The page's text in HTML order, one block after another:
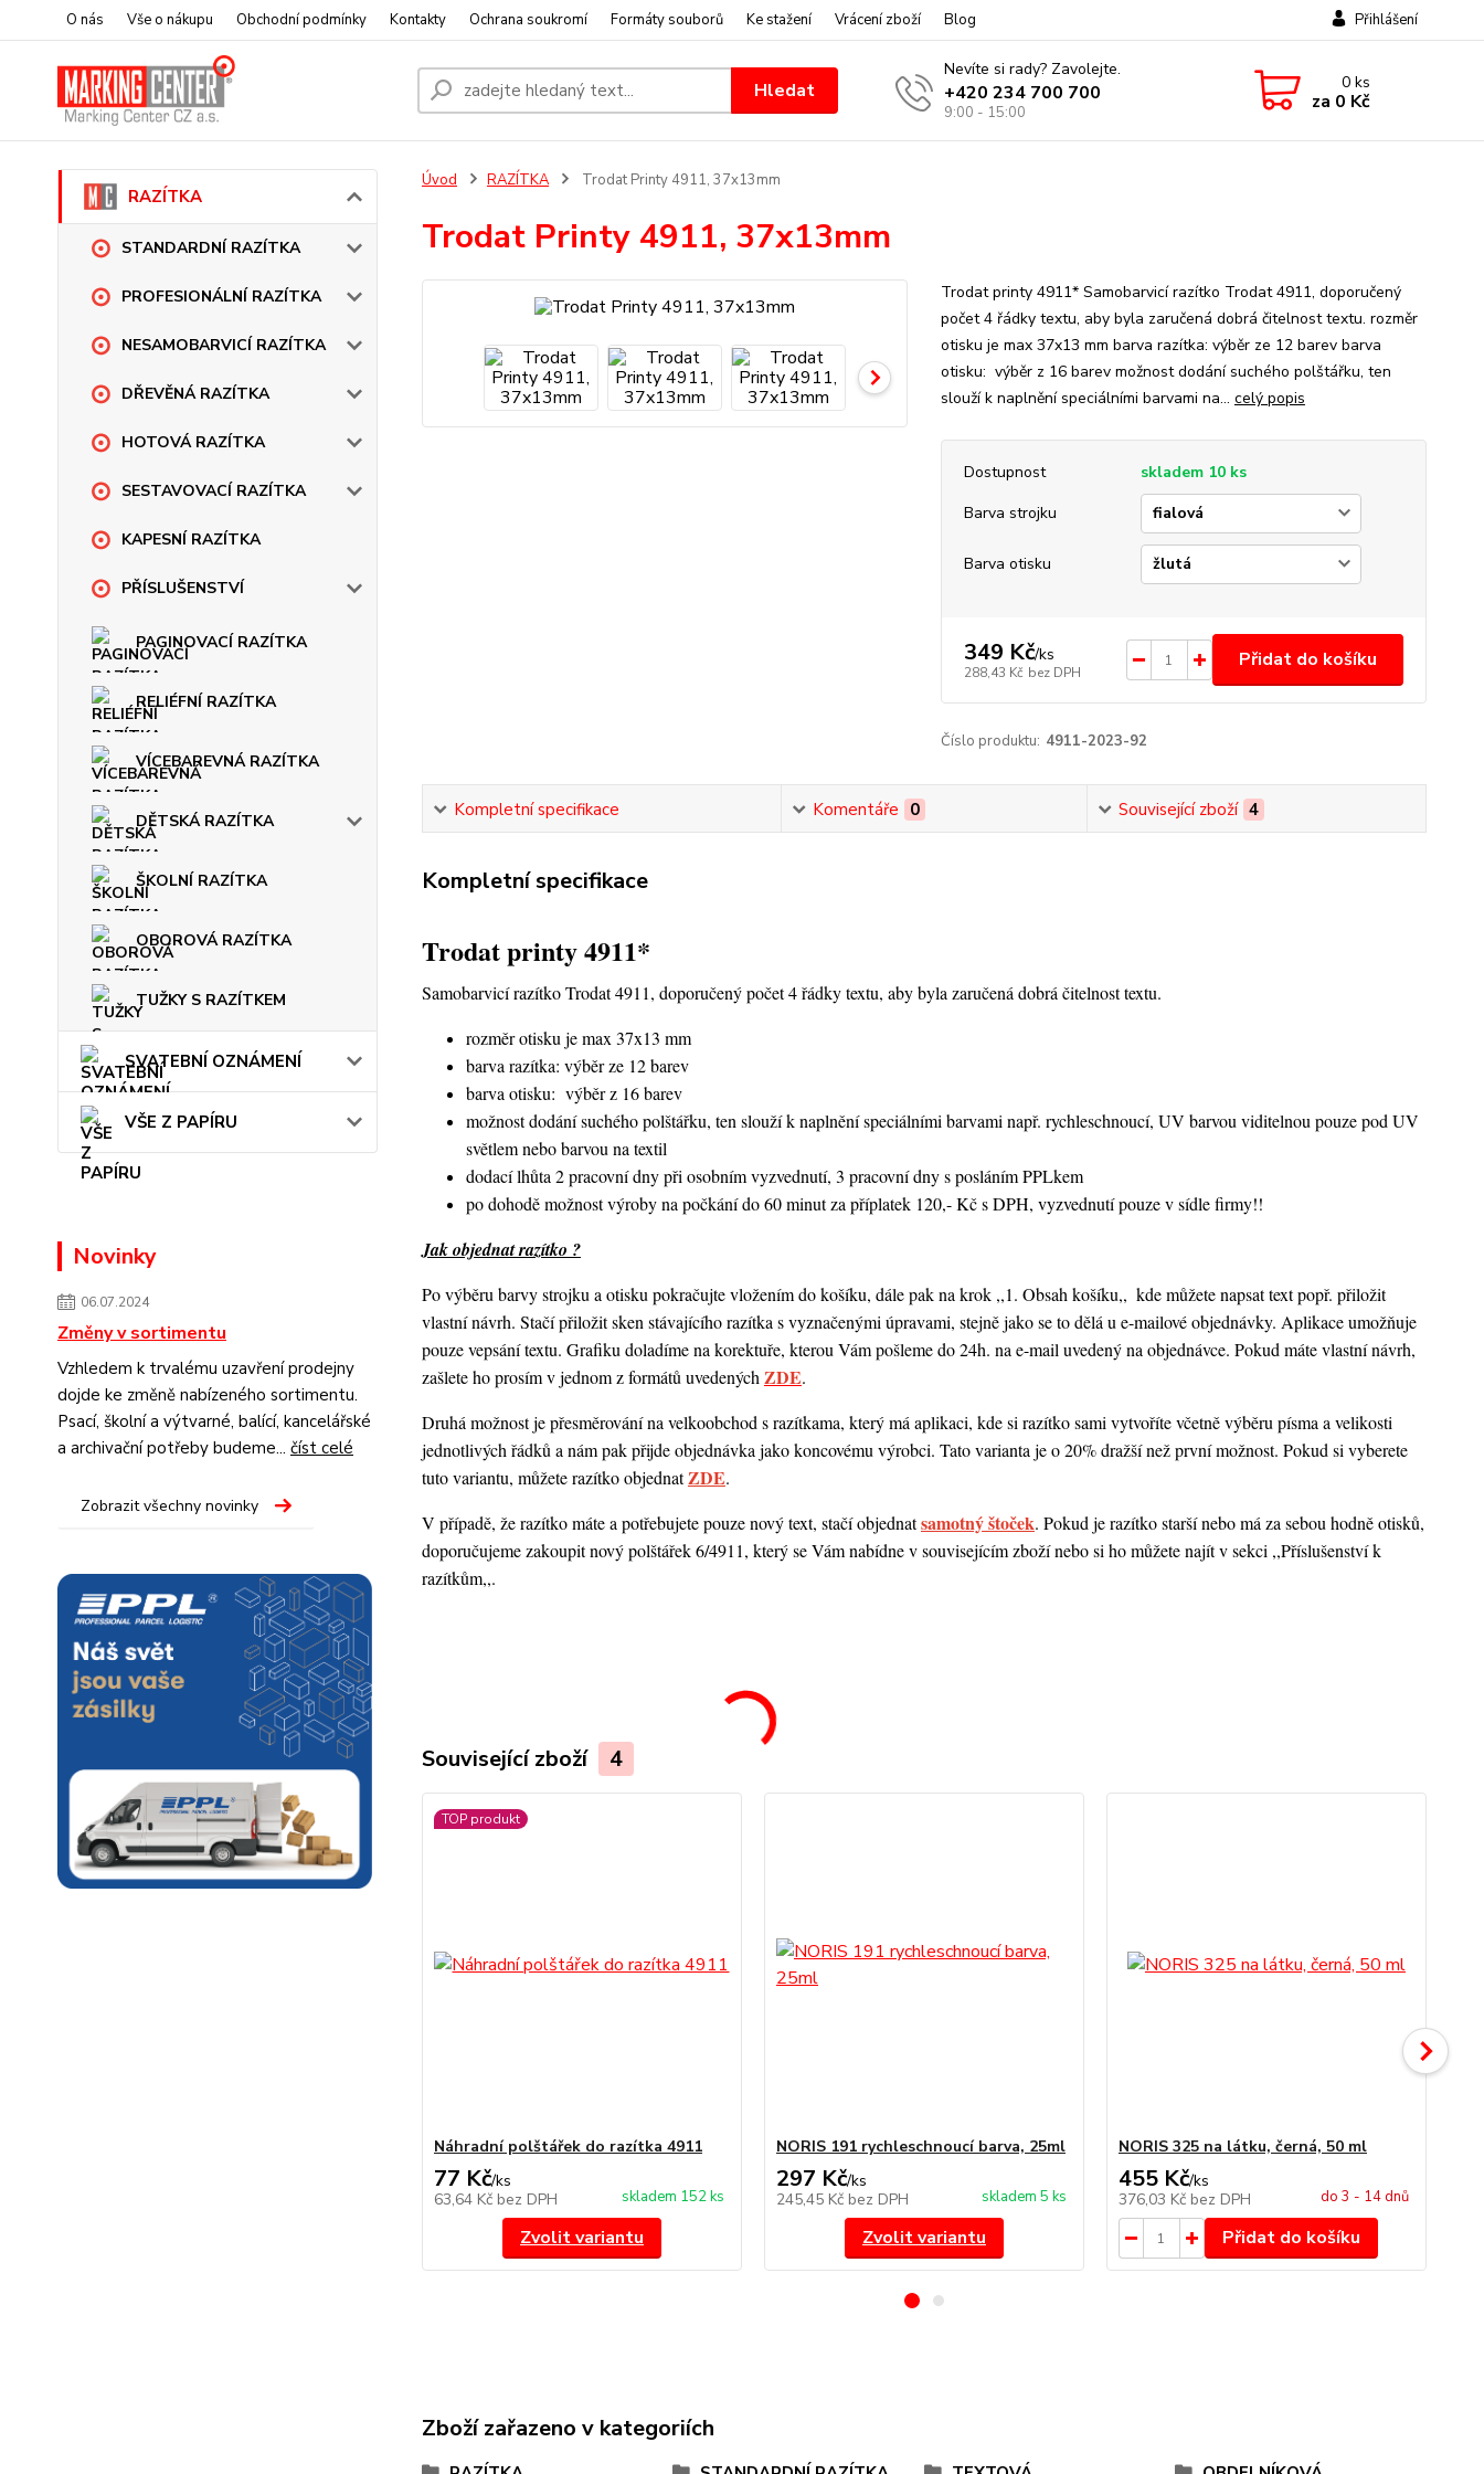
O nás Vše o nákupu Obchodní podmínky Kontakty Ochrana soukromí Formáty souborů Ke stažení Vrácení zboží Blog Přihlášení
Hledat
Nevíte si rady? Zavolejte.
+420 234 700 700
9:00 - 15:00
0ks
za 0 Kč
RAZÍTKA
STANDARDNÍ RAZÍTKA
PROFESIONÁLNÍ RAZÍTKA
NESAMOBARVICÍ RAZÍTKA
DŘEVĚNÁ RAZÍTKA
HOTOVÁ RAZÍTKA
SESTAVOVACÍ RAZÍTKA
KAPESNÍ RAZÍTKA
PŘÍSLUŠENSTVÍ
PAGINOVACÍ RAZÍTKA
RELIÉFNÍ RAZÍTKA
VÍCEBAREVNÁ RAZÍTKA
DĚTSKÁ RAZÍTKA
ŠKOLNÍ RAZÍTKA
OBOROVÁ RAZÍTKA
TUŽKY S RAZÍTKEM
SVATEBNÍ OZNÁMENÍ
VŠE Z PAPÍRU
Novinky
06.07.2024
Změny v sortimentu
Vzhledem k trvalému uzavření prodejny
dojde ke změně nabízeného sortimentu.
Psací, školní a výtvarné, balící, kancelářské
a archivační potřeby budeme... číst celé
Zobrazit všechny novinky
Úvod RAZÍTKA Trodat Printy 4911, 37x13mm
Trodat Printy 4911, 37x13mm
Trodat printy 4911* Samobarvicí razítko Trodat 4911, doporučený
počet 4 řádky textu, aby byla zaručená dobrá čitelnost textu. rozměr
otisku je max 37x13 mm barva razítka: výběr ze 12 barev barva
otisku: výběr z 16 barev možnost dodání suchého polštářku, ten
slouží k naplnění speciálními barvami na... celý popis
Dostupnost
skladem 10 ks
Barva strojku
Barva otisku
349 Kč/ks
288,43 Kč bez DPH
Přidat do košíku
Číslo produktu: 4911-2023-92
Kompletní specifikace Komentáře 0 Související zboží 4
Kompletní specifikace
Trodat printy 4911*
Samobarvicí razítko Trodat 4911, doporučený počet 4 řádky textu, aby byla zaručená dobrá čitelnost textu.
rozměr otisku je max 37x13 mm
barva razítka: výběr ze 12 barev
barva otisku: výběr z 16 barev
možnost dodání suchého polštářku, ten slouží k naplnění speciálními barvami např. rychleschnoucí, UV barvou viditelnou pouze pod UV
světlem nebo barvou na textil
dodací lhůta 2 pracovní dny při osobním vyzvednutí, 3 pracovní dny s posláním PPLkem
po dohodě možnost výroby na počkání do 60 minut za příplatek 120,- Kč s DPH, vyzvednutí pouze v sídle firmy!!
Jak objednat razítko ?
Po výběru barvy strojku a otisku pokračujte vložením do košíku, dále pak na krok ,,1. Obsah košíku,, kde můžete napsat text popř. přiložit
vlastní návrh. Stačí přiložit sken stávajícího razítka s vyznačenými úpravami, stejně jako se to dělá u e-mailové objednávky. Aplikace umožňuje
pouze vepsání textu. Grafiku doladíme na korektuře, kterou Vám pošleme do 24h. na e-mail uvedený na objednávce. Pokud máte vlastní návrh,
zašlete ho prosím v jednom z formátů uvedených ZDE.
Druhá možnost je přesměrování na velkoobchod s razítkama, který má aplikaci, kde si razítko sami vytvoříte včetně výběru písma a velikosti
jednotlivých řádků a nám pak přijde objednávka jako koncovému výrobci. Tato varianta je o 20% dražší než první možnost. Pokud si vyberete
tuto variantu, můžete razítko objednatZDE.
V případě, že razítko máte a potřebujete pouze nový text, stačí objednatsamotný štoček. Pokud je razítko starší nebo má za sebou hodně otisků,
doporučujeme zakoupit nový polštářek 6/4911, který se Vám nabídne v souvisejícím zboží nebo si ho můžete najít v sekci ,,Příslušenství k
razítkům,,.
Související zboží 4
TOP produkt
Náhradní polštářek do razítka 4911
77 Kč/ks
63,64 Kč bez DPH skladem 152 ks
Zvolit variantu
NORIS 191 rychleschnoucí barva, 25ml
297 Kč/ks
245,45 Kč bez DPH skladem 5 ks
Zvolit variantu
NORIS 325 na látku, černá, 50 ml
455 Kč/ks
376,03 Kč bez DPH do 3 - 14 dnů
Přidat do košíku
Zboží zařazeno v kategoriích